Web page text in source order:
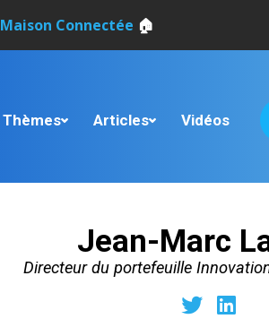
Maison Connectée 🏠
Thèmes Articles Vidéos
Jean-Marc
Directeur du portefeuille